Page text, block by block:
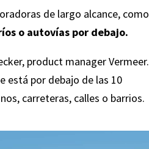
de largo alcance, como
o autovías por debajo.
product manager Vermeer.
está por debajo de las 10
carreteras, calles o barrios.